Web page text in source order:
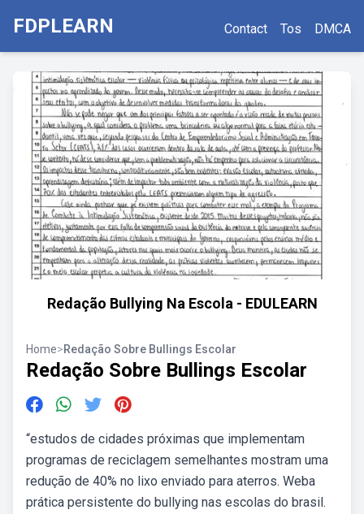
FDPLEARN Contact Tos DMCA
Redação Bullying Na Escola - EDULEARN
Home>Redação Sobre Bullings Escolar
Redação Sobre Bullings Escolar
“estudos de cidades próximas que implementam
programas de reciclagem semelhantes mostram uma
redução de 40% no lixo enviado para aterros. Weba
prática persistente do bullying nas escolas do brasil.